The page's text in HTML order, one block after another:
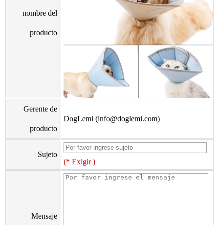
nombre del
producto
Gerente de
producto
DogLemi (info@doglemi.com)
Sujeto
(* Exigir )
Mensaje